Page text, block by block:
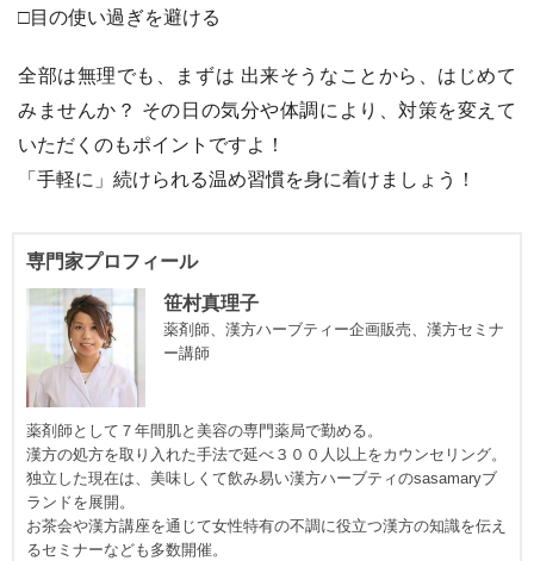
□目の使い過ぎを避ける
全部は無理でも、まずは 出来そうなことから、はじめて
みませんか？ その日の気分や体調により、対策を変えて
いただくのもポイントですよ！
「手軽に」続けられる温め習慣を身に着けましょう！
専門家プロフィール
笹村真理子
薬剤師、漢方ハーブティー企画販売、漢方セミナ
ー講師
薬剤師として７年間肌と美容の専門薬局で勤める。
漢方の処方を取り入れた手法で延べ３００人以上をカウンセリング。
独立した現在は、美味しくて飲み易い漢方ハーブティのsasamaryブ
ランドを展開。
お茶会や漢方講座を通じて女性特有の不調に役立つ漢方の知識を伝え
るセミナーなども多数開催。